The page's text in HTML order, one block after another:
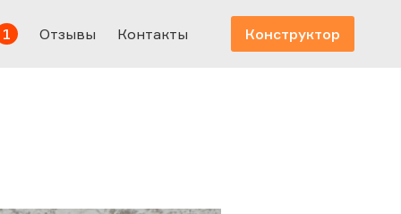
1 Отзывы Контакты Конструктор